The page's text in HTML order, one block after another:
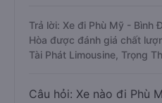
Trả lời: Xe đi Phù Mỹ - Bình
Hòa được đánh giá chất
Tài Phát Limousine, Trọng
Câu hỏi: Xe nào đi Phù